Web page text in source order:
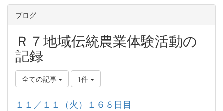
ブログ
Ｒ７地域伝統農業体験活動の
記録
全ての記事 1件
１１／１１（火）１６８日目